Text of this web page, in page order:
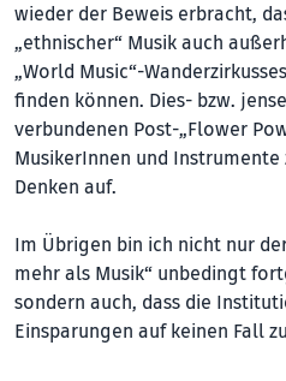
wieder der Beweis erbracht,
„ethnischer“ Musik auch
„World Music“-
finden können. Dies- bzw.
verbundenen Post-„Flower
MusikerInnen und
Denken auf.
Im Übrigen bin ich nicht nur
mehr als Musik“ unbedingt
sondern auch, dass die
Einsparungen auf keinen Fall